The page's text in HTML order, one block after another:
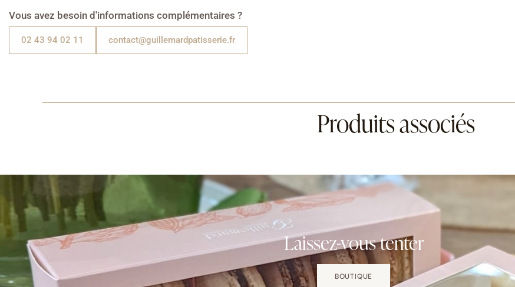
Vous avez besoin d'informations complémentaires ?
02 43 94 02 11 contact@guillemardpatisserie.fr
Produits associés
Laissez-vous tenter
BOUTIQUE